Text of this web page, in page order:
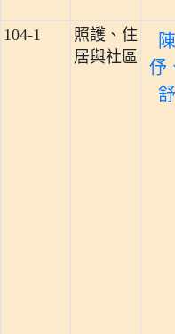
104-1
照護、住
居與社區
伃